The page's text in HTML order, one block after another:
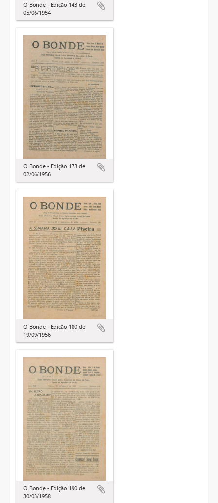
O Bonde - Edição 143 de
05/06/1954
O Bonde - Edição 173 de
02/06/1956
O Bonde - Edição 180 de
19/09/1956
O Bonde - Edição 190 de
30/03/1958